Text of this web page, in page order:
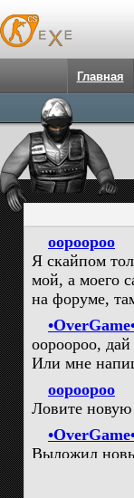
Главная